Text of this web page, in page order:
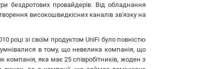
бездротових провайдерів. Від обладнання
високошвидкісних каналів зв'язку на
році зі своїм продуктом UniFi було повністю
в тому, що невелика компанія, що
компанія, яка має 25 співробітників, жоден з